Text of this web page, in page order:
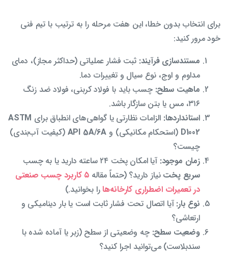
برای انتخاب بدون خطا، این هفت مرحله را به ترتیب با تیم فنی
خود مرور کنید:
مستندسازی فرآیند: ثبت فشار عملیاتی (حداکثر مجاز)، دمای
مداوم و اوج، نوع سیال و تغییرات دما.
ماهیت سطح: چسب باید با فولاد کربنی، فولاد ضد زنگ
۳۱۶، مس یا بتن سازگار باشد.
استانداردها: الزامات نظارتی یا گواهی‌های انطباق برای ASTM
D1002 (استحکام مکانیکی) و API 5A/6A (کیفیت آب‌بندی)
چیست؟
زمان موجود: آیا امکان پخت ۲۴ ساعته دارید یا به چسب
سریع پخت نیاز دارید؟ (حتماً مقاله
۵ کاربرد چسب صنعتی
در تعمیرات اضطراری کارخانه‌هارا بخوانید.)
نوع بار: آیا اتصال تحت فشار ثابت است یا بار دینامیکی و
ارتعاشی؟
وضعیت سطح: چه وضعیتی از سطح (زبر یا آماده شده با
سندبلاست) می‌توانید اجرا کنید؟